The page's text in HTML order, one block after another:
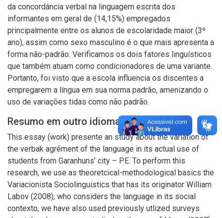
da concordância verbal na linguagem escrita dos
informantes em geral de (14,15%) empregados
principalmente entre os alunos de escolaridade maior (3º
ano), assim como sexo masculino é o que mais apresenta a
forma não-padrão. Verificamos os dois fatores linguísticos
que também atuam como condicionadores de uma variante.
Portanto, foi visto que a escola influencia os discentes a
empregarem a língua em sua norma padrão, amenizando o
uso de variações tidas como não padrão.
Resumo em outro idioma
This essay (work) presente an study about the variation of
the verbak agrément of the language in its actual use of
students from Garanhuns’ city – PE. To perform this
research, we use as theoretcical-methodological basics the
Variacionista Sociolinguistics that has its originator William
Labov (2008), who considers the language in its social
contexto, we have also used previously utlized surveys